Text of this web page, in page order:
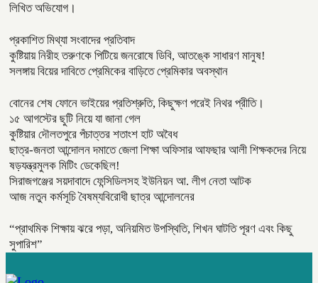
লিখিত অভিযোগ।
প্রকাশিত মিথ্যা সংবাদের প্রতিবাদ
কুষ্টিয়ায় নিরীহ তরুণকে পিটিয়ে জনরোষে ডিবি, আতঙ্কে সাধারণ মানুষ!
সলঙ্গায় বিয়ের দাবিতে প্রেমিকের বাড়িতে প্রেমিকার অবস্থান
বোনের শেষ ফোনে ভাইয়ের প্রতিশ্রুতি, কিছুক্ষণ পরেই নিথর প্রীতি।
১৫ আগস্টের ছুটি নিয়ে যা জানা গেল
কুষ্টিয়ার দৌলতপুরে পঁচাত্তর শতাংশ হাট অবৈধ
ছাত্র-জনতা আন্দোলন দমাতে জেলা শিক্ষা অফিসার আফছার আলী শিক্ষকদের নিয়ে
ষড়যন্ত্রমুলক মিটিং ডেকেছিল!
সিরাজগঞ্জের সয়দাবাদে ফেন্সিডিলসহ ইউনিয়ন আ. লীগ নেতা আটক
আজ নতুন কর্মসূচি বৈষম্যবিরোধী ছাত্র আন্দোলনের
“প্রাথমিক শিক্ষায় ঝরে পড়া, অনিয়মিত উপস্থিতি, শিখন ঘাটতি পূরণ এবং কিছু
সুপারিশ”